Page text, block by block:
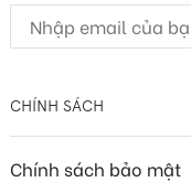
CHÍNH SÁCH
Chính sách bảo mật